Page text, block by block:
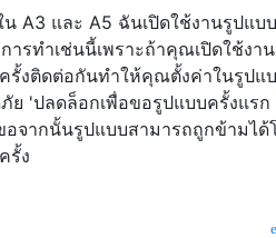
น A3 และ A5 ฉันเปิดใช้งานรูปแบ
ารทำเช่นนี้เพราะถ้าคุณเปิดใช้งา
รั้งติดต่อกันทำให้คุณตั้งค่าในรูปแ
ย 'ปลดล็อกเพื่อขอรูปแบบครั้งแร
อจากนั้นรูปแบบสามารถถูกข้ามได้
รั้ง